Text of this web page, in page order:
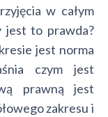
w całym
jest to prawda?
jest norma
czym jest
prawną jest
zakresu i